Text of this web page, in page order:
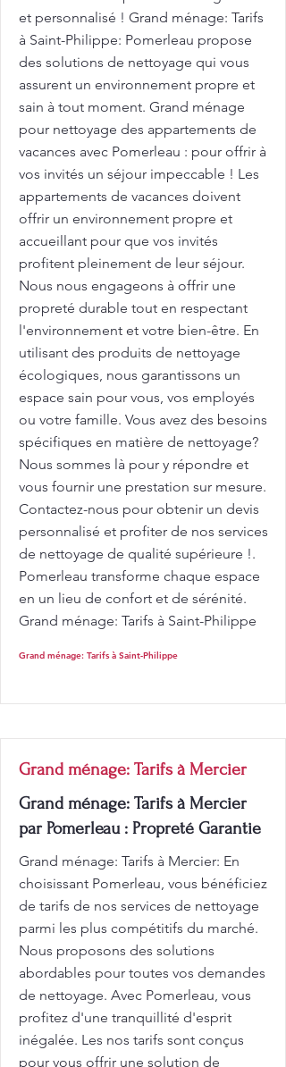
et personnalisé ! Grand ménage: Tarifs
à Saint-Philippe: Pomerleau propose
des solutions de nettoyage qui vous
assurent un environnement propre et
sain à tout moment. Grand ménage
pour nettoyage des appartements de
vacances avec Pomerleau : pour offrir à
vos invités un séjour impeccable ! Les
appartements de vacances doivent
offrir un environnement propre et
accueillant pour que vos invités
profitent pleinement de leur séjour.
Nous nous engageons à offrir une
propreté durable tout en respectant
l'environnement et votre bien-être. En
utilisant des produits de nettoyage
écologiques, nous garantissons un
espace sain pour vous, vos employés
ou votre famille. Vous avez des besoins
spécifiques en matière de nettoyage?
Nous sommes là pour y répondre et
vous fournir une prestation sur mesure.
Contactez-nous pour obtenir un devis
personnalisé et profiter de nos services
de nettoyage de qualité supérieure !.
Pomerleau transforme chaque espace
en un lieu de confort et de sérénité.
Grand ménage: Tarifs à Saint-Philippe
Grand ménage: Tarifs à Saint-Philippe
Grand ménage: Tarifs à Mercier
Grand ménage: Tarifs à Mercier
par Pomerleau : Propreté Garantie
Grand ménage: Tarifs à Mercier: En
choisissant Pomerleau, vous bénéficiez
de tarifs de nos services de nettoyage
parmi les plus compétitifs du marché.
Nous proposons des solutions
abordables pour toutes vos demandes
de nettoyage. Avec Pomerleau, vous
profitez d'une tranquillité d'esprit
inégalée. Les nos tarifs sont conçus
pour vous offrir une solution de